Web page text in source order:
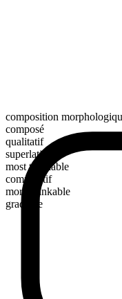
composition
composé
qualitatif
superlatif
most thinkable
comparatif
more thinkable
gradable